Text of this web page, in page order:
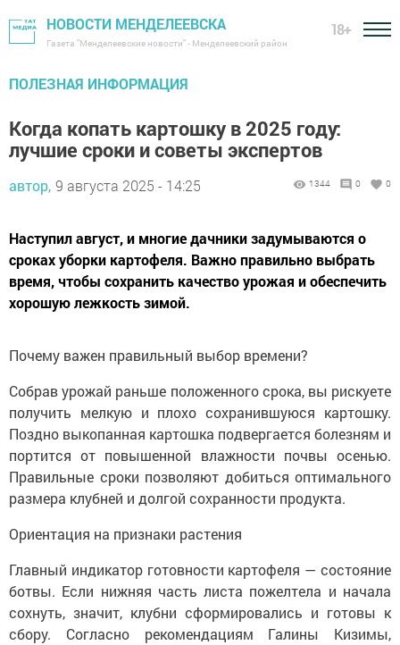
НОВОСТИ МЕНДЕЛЕЕВСКА
Газета "Менделеевские новости" - Менделеевский район
18+
ПОЛЕЗНАЯ ИНФОРМАЦИЯ
Когда копать картошку в 2025 году:
лучшие сроки и советы экспертов
автор, 9 августа 2025 - 14:25 1344 0 0
Наступил август, и многие дачники задумываются о
сроках уборки картофеля. Важно правильно выбрать
время, чтобы сохранить качество урожая и обеспечить
хорошую лежкость зимой.
Почему важен правильный выбор времени?
Собрав урожай раньше положенного срока, вы рискуете
получить мелкую и плохо сохранившуюся картошку.
Поздно выкопанная картошка подвергается болезням и
портится от повышенной влажности почвы осенью.
Правильные сроки позволяют добиться оптимального
размера клубней и долгой сохранности продукта.
Ориентация на признаки растения
Главный индикатор готовности картофеля — состояние
ботвы. Если нижняя часть листа пожелтела и начала
сохнуть, значит, клубни сформировались и готовы к
сбору. Согласно рекомендациям Галины Кизимы,